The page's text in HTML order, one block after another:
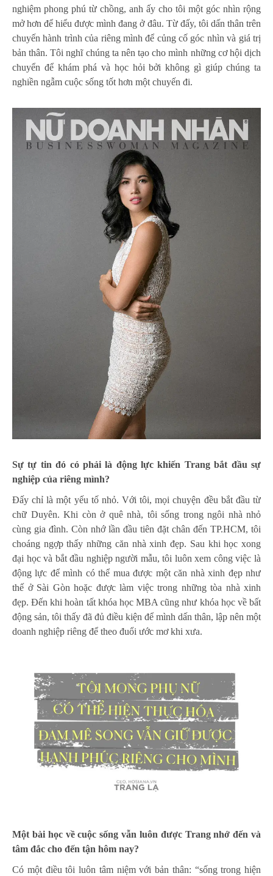
nghiệm phong phú từ chồng, anh ấy cho tôi một góc nhìn rộng
mở hơn để hiểu được mình đang ở đâu. Từ đấy, tôi dấn thân trên
chuyến hành trình của riêng mình để củng cố góc nhìn và giá trị
bản thân. Tôi nghĩ chúng ta nên tạo cho mình những cơ hội dịch
chuyển để khám phá và học hỏi bởi không gì giúp chúng ta
nghiền ngẫm cuộc sống tốt hơn một chuyến đi.
Sự tự tin đó có phải là động lực khiến Trang bắt đầu sự
nghiệp của riêng mình?
Đấy chỉ là một yếu tố nhỏ. Với tôi, mọi chuyện đều bắt đầu từ
chữ Duyên. Khi còn ở quê nhà, tôi sống trong ngôi nhà nhỏ
cùng gia đình. Còn nhớ lần đầu tiên đặt chân đến TP.HCM, tôi
choáng ngợp thấy những căn nhà xinh đẹp. Sau khi học xong
đại học và bắt đầu nghiệp người mẫu, tôi luôn xem công việc là
động lực để mình có thể mua được một căn nhà xinh đẹp như
thế ở Sài Gòn hoặc được làm việc trong những tòa nhà xinh
đẹp. Đến khi hoàn tất khóa học MBA cũng như khóa học về bất
động sản, tôi thấy đã đủ điều kiện để mình dấn thân, lập nên một
doanh nghiệp riêng để theo đuổi ước mơ khi xưa.
Một bài học về cuộc sống vẫn luôn được Trang nhớ đến và
tâm đắc cho đến tận hôm nay?
Có một điều tôi luôn tâm niệm với bản thân: “sống trong hiện